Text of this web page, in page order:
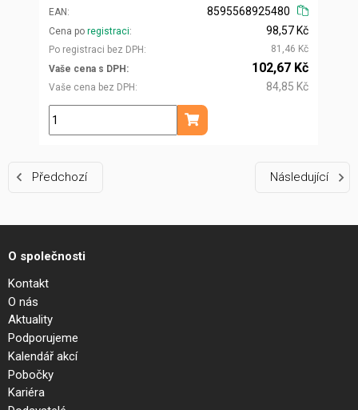
EAN
8595568925480
Cena po registraci
Po registraci bez DPH
98,57 Kč
81,46 Kč
Vaše cena s DPH
Vaše cena bez DPH
102,67 Kč
84,85 Kč
ks
Přidat do košíku
Předchozí Následující
O společnosti
Kontakt
O nás
Aktuality
Podporujeme
Kalendář akcí
Pobočky
Kariéra